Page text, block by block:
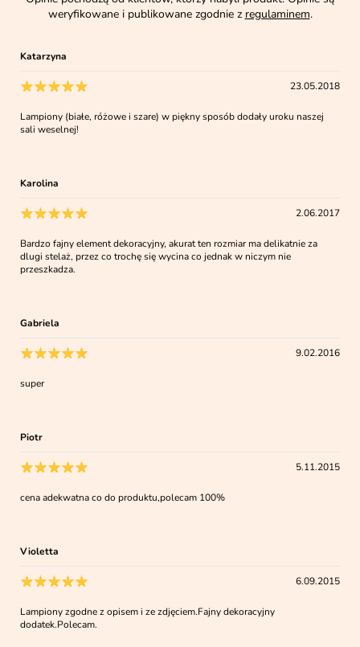
weryfikowane i publikowane zgodnie z regulaminem.
Katarzyna
23.05.2018
Lampiony (białe, różowe i szare) w piękny sposób dodały uroku naszej
sali weselnej!
Karolina
2.06.2017
Bardzo fajny element dekoracyjny, akurat ten rozmiar ma delikatnie za
dlugi stelaż, przez co trochę się wycina co jednak w niczym nie
przeszkadza.
Gabriela
9.02.2016
super
Piotr
5.11.2015
cena adekwatna co do produktu,polecam 100%
Violetta
6.09.2015
Lampiony zgodne z opisem i ze zdjęciem.Fajny dekoracyjny
dodatek.Polecam.